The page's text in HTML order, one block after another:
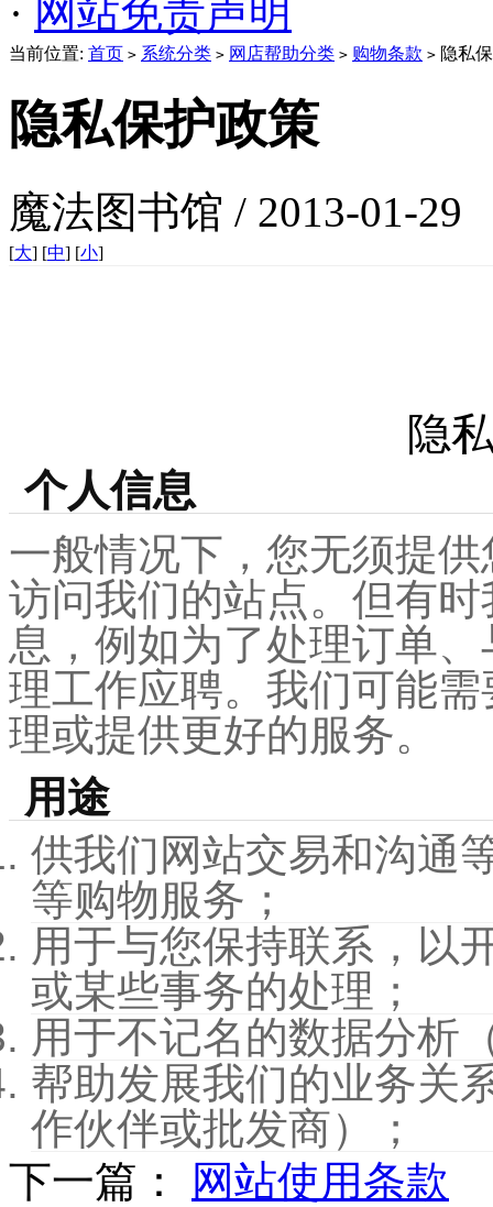
· 网站免责声明
当前位置: 首页 > 系统分类 > 网店帮助分类 > 购物条款 > 隐私
隐私保护政策
魔法图书馆 / 2013-01-29
[大] [中] [小]
隐
个人信息
一般情况下，您无须提
访问我们的站点。但有
息，例如为了处理订单
理工作应聘。我们可能
理或提供更好的服务。
用途
供我们网站交易和沟通
等购物服务；
用于与您保持联系，以
或某些事务的处理；
用于不记名的数据分析
帮助发展我们的业务关
作伙伴或批发商）；
下一篇：
网站使用条款